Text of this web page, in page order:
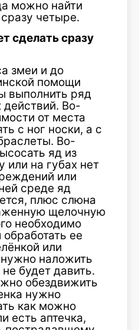
можно найти
четыре.
сделать сразу
змеи и до
помощи
выполнить ряд
Во-
от места
с ног носки, а с
Во-
яд из
или на губах нет
или
среде яд
плюс слюна
щелочную
необходимо
ее
или
наложить
будет давить.
обездвижить
нужно
как можно
есть аптечка,